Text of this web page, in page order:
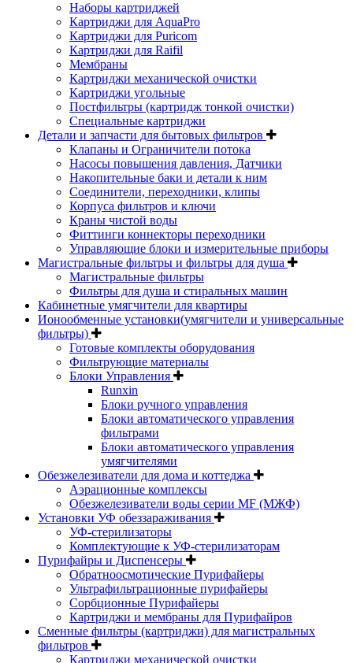
Наборы картриджей
Картриджи для AquaPro
Картриджи для Puricom
Картриджи для Raifil
Мембраны
Картриджи механической очистки
Картриджи угольные
Постфильтры (картридж тонкой очистки)
Специальные картриджи
Детали и запчасти для бытовых фильтров
Клапаны и Ограничители потока
Насосы повышения давления, Датчики
Накопительные баки и детали к ним
Соединители, переходники, клипы
Корпуса фильтров и ключи
Краны чистой воды
Фиттинги коннекторы переходники
Управляющие блоки и измерительные приборы
Магистральные фильтры и фильтры для душа
Магистральные фильтры
Фильтры для душа и стиральных машин
Кабинетные умягчители для квартиры
Ионообменные установки(умягчители и универсальные
фильтры)
Готовые комплекты оборудования
Фильтрующие материалы
Блоки Управления
Runxin
Блоки ручного управления
Блоки автоматического управления
фильтрами
Блоки автоматического управления
умягчителями
Обезжелезиватели для дома и коттеджа
Аэрационные комплексы
Обезжелезиватели воды серии MF (МЖФ)
Установки УФ обеззараживания
УФ-стерилизаторы
Комплектующие к УФ-стерилизаторам
Пурифайры и Диспенсеры
Обратноосмотические Пурифайеры
Ультрафильтрационные пурифайеры
Сорбционные Пурифайеры
Картриджи и мембраны для Пурифайров
Сменные фильтры (картриджи) для магистральных
фильтров
Картриджи механической очистки